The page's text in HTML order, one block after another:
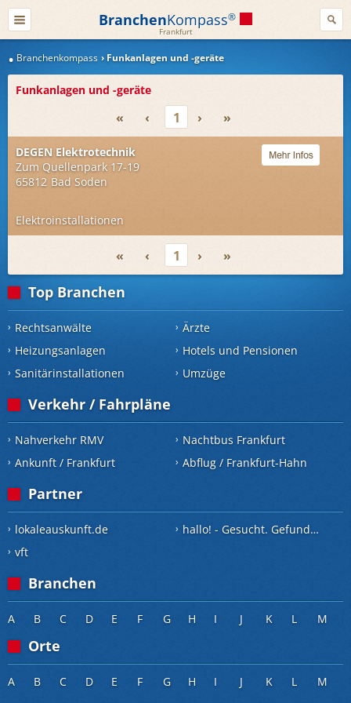
BranchenKompass®
Frankfurt
Branchenkompass Funkanlagen und -geräte
Funkanlagen und -geräte
« ‹ 1 › »
DEGEN Elektrotechnik
Zum Quellenpark 17-19
65812 Bad Soden
Elektroinstallationen
« ‹ 1 › »
Top Branchen
Rechtsanwälte Ärzte
Heizungsanlagen
Hotels und Pensionen
Sanitärinstallationen
Umzüge
Verkehr / Fahrpläne
Nahverkehr RMV Nachtbus Frankfurt
Ankunft / Frankfurt
Abflug / Frankfurt-Hahn
Partner
lokaleauskunft.de hallo! - Gesucht. Gefunden.
vft
Branchen
A B C D E F G H I J K L M
Orte
A B C D E F G H I J K L M